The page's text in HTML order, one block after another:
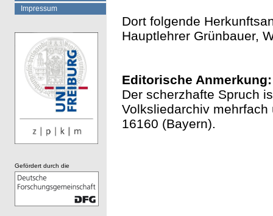
Dort folgende
Hauptlehrer Grünbauer,
Editorische Anmerkung:
Der scherzhafte Spruch
Volksliedarchiv
16160 (Bayern).
Impressum
Gefördert durch die